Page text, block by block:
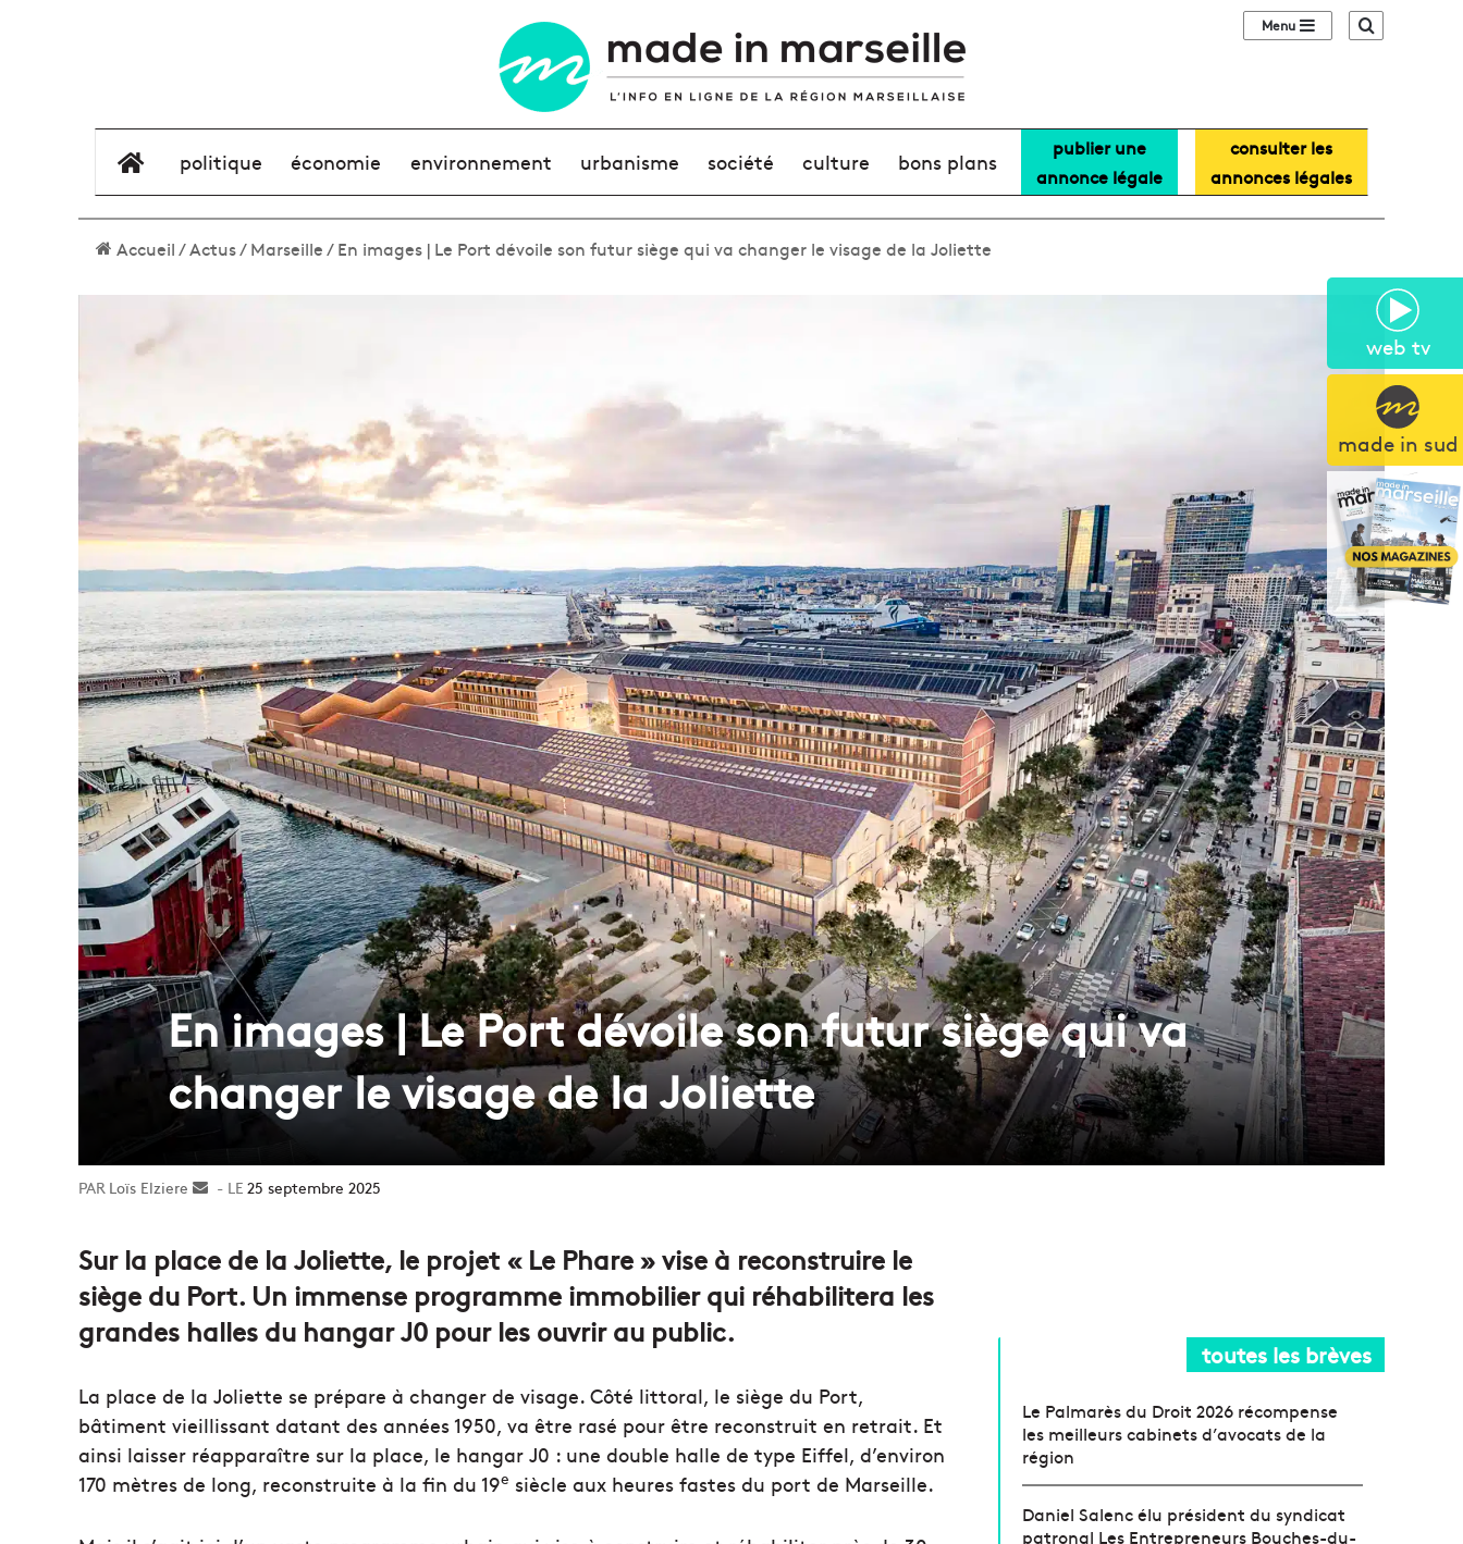
web tv
made in sud
Sidebar (barre
élément de menu
politique économie environnement urbanisme société culture bons plans
publier une
annonce légale
consulter les
annonces légales
Accueil/Actus/Marseille/En images | Le Port dévoile son futur siège qui va changer le visage de la Joliette
En images | Le Port dévoile son futur siège qui va
changer le visage de la Joliette
Loïs Elziere
Envoyer25 septembre 2025
Sur la place de la Joliette, le projet « Le Phare » vise à reconstruire le
siège du Port. Un immense programme immobilier qui réhabilitera les
grandes halles du hangar J0 pour les ouvrir au public.
La place de la Joliette se prépare à changer de visage. Côté littoral, le siège du Port,
bâtiment vieillissant datant des années 1950, va être rasé pour être reconstruit en retrait. Et
ainsi laisser réapparaître sur la place, le hangar J0 : une double halle de type Eiffel, d’environ
170 mètres de long, reconstruite à la fin du 19e siècle aux heures fastes du port de Marseille.
toutes les brèves
Le Palmarès du Droit 2026 récompense
les meilleurs cabinets d’avocats de la
région
Daniel Salenc élu président du syndicat
patronal Les Entrepreneurs Bouches-du-